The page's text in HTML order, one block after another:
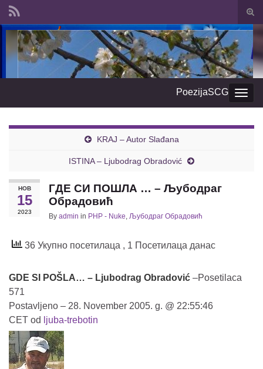
Search for:
PoezijaSCG
KRAJ – Autor Slađana
ISTINA – Ljubodrag Obradović
НОВ
15
2023
ГДЕ СИ ПОШЛА … – Љубодраг
Обрадовић
By admin in PHP - Nuke, Љубодраг Обрадовић
36 Укупно посетилаца , 1 Посетилаца данас
GDE SI POŠLA… – Ljubodrag Obradović –Posetilaca
571
Postavljeno – 28. November 2005. g. @ 22:55:46
CET od
ljuba-trebotin